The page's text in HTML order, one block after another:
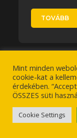
TOVÁBB
zenekar
Mint minden
cookie-kat a
érdekében.
ÖSSZES süti
Cookie Settings